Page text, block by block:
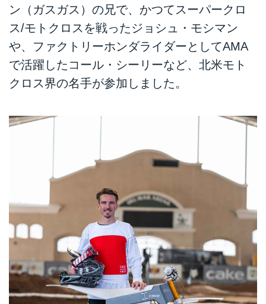
ン（ガスガス）の兄で、かつてスーパークロ
ス/モトクロスを戦ったジョシュ・モシマン
や、ファクトリーホンダライダーとしてAMA
で活躍したコール・シーリーなど、北米モト
クロス界の名手が参加しました。